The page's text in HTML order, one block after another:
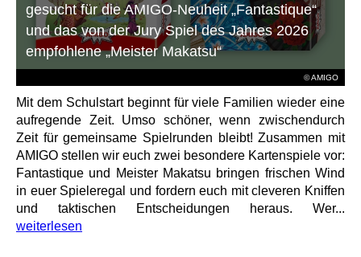
© AMIGO
gesucht für die AMIGO-Neuheit „Fantastique“
und das von der Jury Spiel des Jahres 2026
empfohlene „Meister Makatsu“
Mit dem Schulstart beginnt für viele Familien wieder eine
aufregende Zeit. Umso schöner, wenn zwischendurch
Zeit für gemeinsame Spielrunden bleibt! Zusammen mit
AMIGO stellen wir euch zwei besondere Kartenspiele vor:
Fantastique und Meister Makatsu bringen frischen Wind
in euer Spieleregal und fordern euch mit cleveren Kniffen
und taktischen Entscheidungen heraus. Wer...
weiterlesen